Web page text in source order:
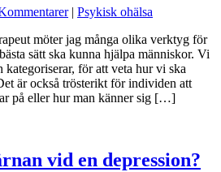
| Psykisk ohälsa
möter jag många olika verktyg för
sätt ska kunna hjälpa människor. Vi
kategoriserar, för att veta hur vi ska
är också trösterikt för individen att
på eller hur man känner sig […]
vid en depression?